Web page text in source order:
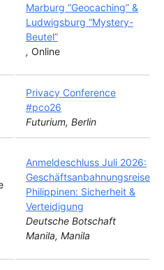
Marburg “Geocaching” &
Ludwigsburg “Mystery-
Beutel”
, Online
Privacy Conference
#pco26
Futurium, Berlin
Anmeldeschluss Juli 2026:
Geschäftsanbahnungsreise
Philippinen: Sicherheit &
Verteidigung
Deutsche Botschaft
Manila, Manila